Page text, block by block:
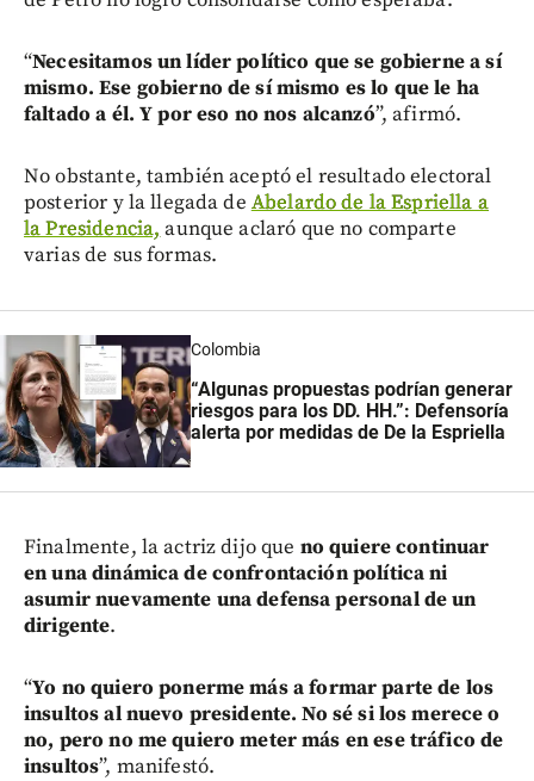
“Necesitamos un líder político que se gobierne a sí
mismo. Ese gobierno de sí mismo es lo que le ha
faltado a él. Y por eso no nos alcanzó”, afirmó.
No obstante, también aceptó el resultado electoral
posterior y la llegada deAbelardo de la Espriella a
la Presidencia,aunque aclaró que no comparte
varias de sus formas.
Colombia
“Algunas propuestas podrían generar
riesgos para los DD. HH.”: Defensoría
alerta por medidas de De la Espriella
Finalmente, la actriz dijo que no quiere continuar
en una dinámica de confrontación política ni
asumir nuevamente una defensa personal de un
dirigente.
“Yo no quiero ponerme más a formar parte de los
insultos al nuevo presidente. No sé si los merece o
no, pero no me quiero meter más en ese tráfico de
insultos”, manifestó.